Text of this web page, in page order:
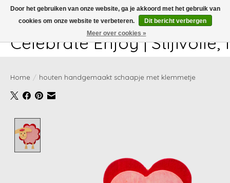
White-glove delivery available at checkout!
Celebrate Enjoy |
Home / houten handgemaakt schaapje met klemmetje
Door het gebruiken van onze website, ga je akkoord met het gebruik van
cookies om onze website te verbeteren.
Dit bericht verbergen
Meer over cookies »